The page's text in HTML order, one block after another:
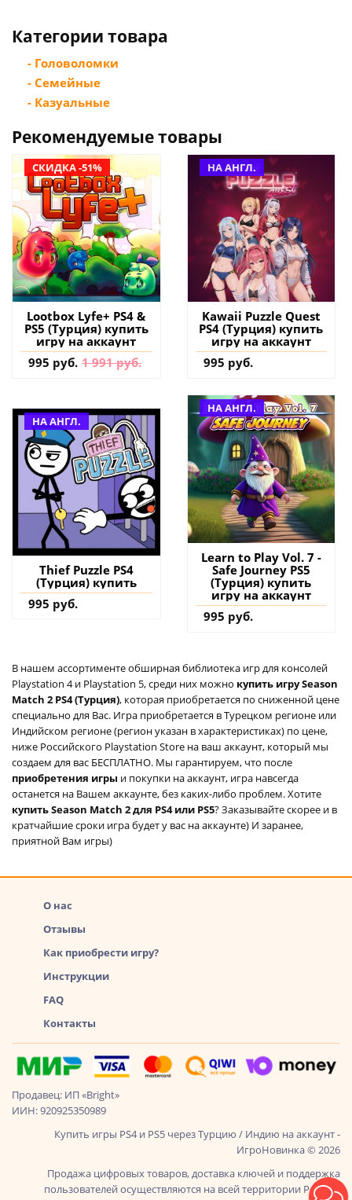
Категории товара
- Головоломки
- Семейные
- Казуальные
Рекомендуемые товары
СКИДКА -51%
Lootbox Lyfe+ PS4 &
PS5 (Турция) купить
игру на аккаунт
995 руб. 1 991 руб.
НА АНГЛ.
Kawaii Puzzle Quest
PS4 (Турция) купить
игру на аккаунт
995 руб.
НА АНГЛ.
Thief Puzzle PS4
(Турция) купить
995 руб.
НА АНГЛ.
Learn to Play Vol. 7 -
Safe Journey PS5
(Турция) купить
игру на аккаунт
995 руб.
В нашем ассортименте обширная библиотека игр для консолей
Playstation 4 и Playstation 5, среди них можно купить игру Season
Match 2 PS4 (Турция), которая приобретается по сниженной цене
специально для Вас. Игра приобретается в Турецком регионе или
Индийском регионе (регион указан в характеристиках) по цене,
ниже Российского Playstation Store на ваш аккаунт, который мы
создаем для вас БЕСПЛАТНО. Мы гарантируем, что после
приобретения игры и покупки на аккаунт, игра навсегда
останется на Вашем аккаунте, без каких-либо проблем. Хотите
купить Season Match 2 для PS4 или PS5? Заказывайте скорее и в
кратчайшие сроки игра будет у вас на аккаунте) И заранее,
приятной Вам игры)
О нас
Отзывы
Как приобрести игру?
Инструкции
FAQ
Контакты
Продавец: ИП «Bright»
ИИН: 920925350989
Купить игры PS4 и PS5 через Турцию / Индию на аккаунт -
ИгроНовинка © 2026
Продажа цифровых товаров, доставка ключей и поддержка
пользователей осуществляются на всей территории России,